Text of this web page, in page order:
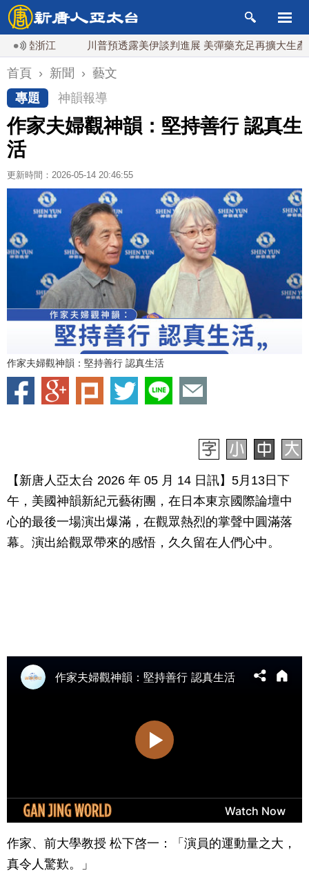
浙江 川普預透露美伊談判進展 美彈藥充足再擴大生產
首頁 › 新聞 › 藝文
專題
神韻報導
作家夫婦觀神韻：堅持善行 認真生
活
更新時間：2026-05-14 20:46:55
作家夫婦觀神韻：堅持善行 認真生活
【新唐人亞太台 2026 年 05 月 14 日訊】5月13日下
午，美國神韻新紀元藝術團，在日本東京國際論壇中
心的最後一場演出爆滿，在觀眾熱烈的掌聲中圓滿落
幕。演出給觀眾帶來的感悟，久久留在人們心中。
作家、前大學教授 松下啓一：「演員的運動量之大，
真令人驚歎。」